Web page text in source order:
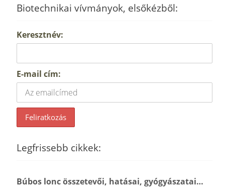
Biotechnikai vívmányok, elsőkézből:
Keresztnév:
E-mail cím:
Legfrissebb cikkek:
Búbos lonc összetevői, hatásai, gyógyászatai…